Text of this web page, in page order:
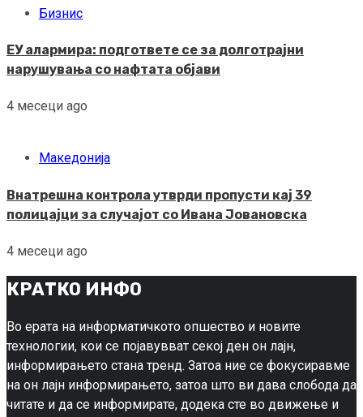
Бизнис
ЕУ алармира: подгответе се за долготрајни
нарушувања со нафтата објави
4 месеци ago
Македонија
Внатрешна контрола утврди пропусти кај 39
полицајци за случајот со Ивана Јовановска
4 месеци ago
КРАТКО ИНФО
Во ерата на информатичкото опшество и новите
технологии, кои се појавувват секој ден он лајн,
информирањето стана тренд. Затоа ние се фокусиравме
на он лајн информирањето, затоа што ви дава слобода да
читате и да се информирате, додека сте во движење и